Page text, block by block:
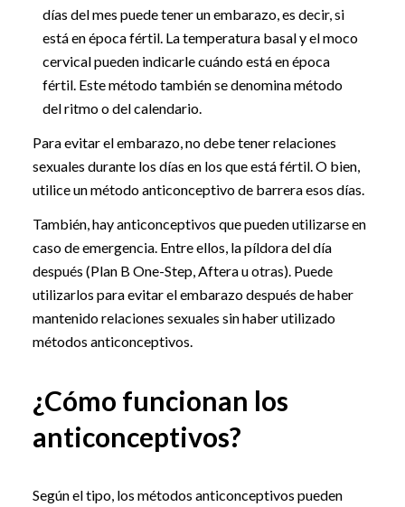
días del mes puede tener un embarazo, es decir, si
está en época fértil. La temperatura basal y el moco
cervical pueden indicarle cuándo está en época
fértil. Este método también se denomina método
del ritmo o del calendario.
Para evitar el embarazo, no debe tener relaciones
sexuales durante los días en los que está fértil. O bien,
utilice un método anticonceptivo de barrera esos días.
También, hay anticonceptivos que pueden utilizarse en
caso de emergencia. Entre ellos, la píldora del día
después (Plan B One-Step, Aftera u otras). Puede
utilizarlos para evitar el embarazo después de haber
mantenido relaciones sexuales sin haber utilizado
métodos anticonceptivos.
¿Cómo funcionan los
anticonceptivos?
Según el tipo, los métodos anticonceptivos pueden